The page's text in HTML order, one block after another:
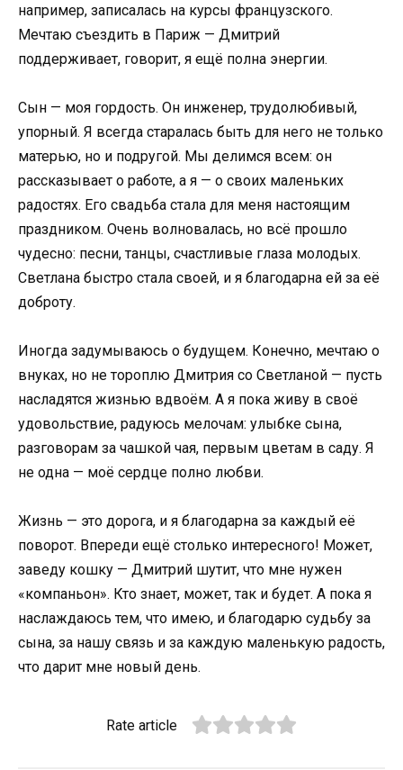
например, записалась на курсы французского.
Мечтаю съездить в Париж — Дмитрий
поддерживает, говорит, я ещё полна энергии.
Сын — моя гордость. Он инженер, трудолюбивый,
упорный. Я всегда старалась быть для него не только
матерью, но и подругой. Мы делимся всем: он
рассказывает о работе, а я — о своих маленьких
радостях. Его свадьба стала для меня настоящим
праздником. Очень волновалась, но всё прошло
чудесно: песни, танцы, счастливые глаза молодых.
Светлана быстро стала своей, и я благодарна ей за её
доброту.
Иногда задумываюсь о будущем. Конечно, мечтаю о
внуках, но не тороплю Дмитрия со Светланой — пусть
насладятся жизнью вдвоём. А я пока живу в своё
удовольствие, радуюсь мелочам: улыбке сына,
разговорам за чашкой чая, первым цветам в саду. Я
не одна — моё сердце полно любви.
Жизнь — это дорога, и я благодарна за каждый её
поворот. Впереди ещё столько интересного! Может,
заведу кошку — Дмитрий шутит, что мне нужен
«компаньон». Кто знает, может, так и будет. А пока я
наслаждаюсь тем, что имею, и благодарю судьбу за
сына, за нашу связь и за каждую маленькую радость,
что дарит мне новый день.
Rate article